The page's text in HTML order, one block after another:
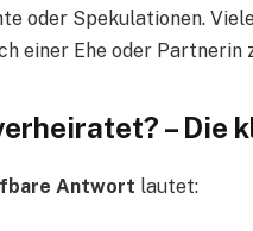
oder Spekulationen.
einer Ehe oder Partnerin
– Die
Antwort lautet: